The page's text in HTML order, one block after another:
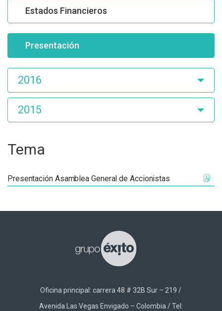
Estados Financieros
Presentación
2016
2015
Tema
Presentación Asamblea General de Accionistas
Oficina principal: carrera 48 # 32B Sur – 219 /
Avenida Las Vegas Envigado – Colombia / Tel: